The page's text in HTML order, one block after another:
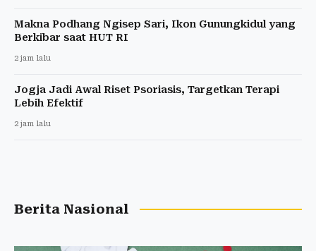
Makna Podhang Ngisep Sari, Ikon Gunungkidul yang
Berkibar saat HUT RI
2 jam lalu
Jogja Jadi Awal Riset Psoriasis, Targetkan Terapi
Lebih Efektif
2 jam lalu
Berita Nasional